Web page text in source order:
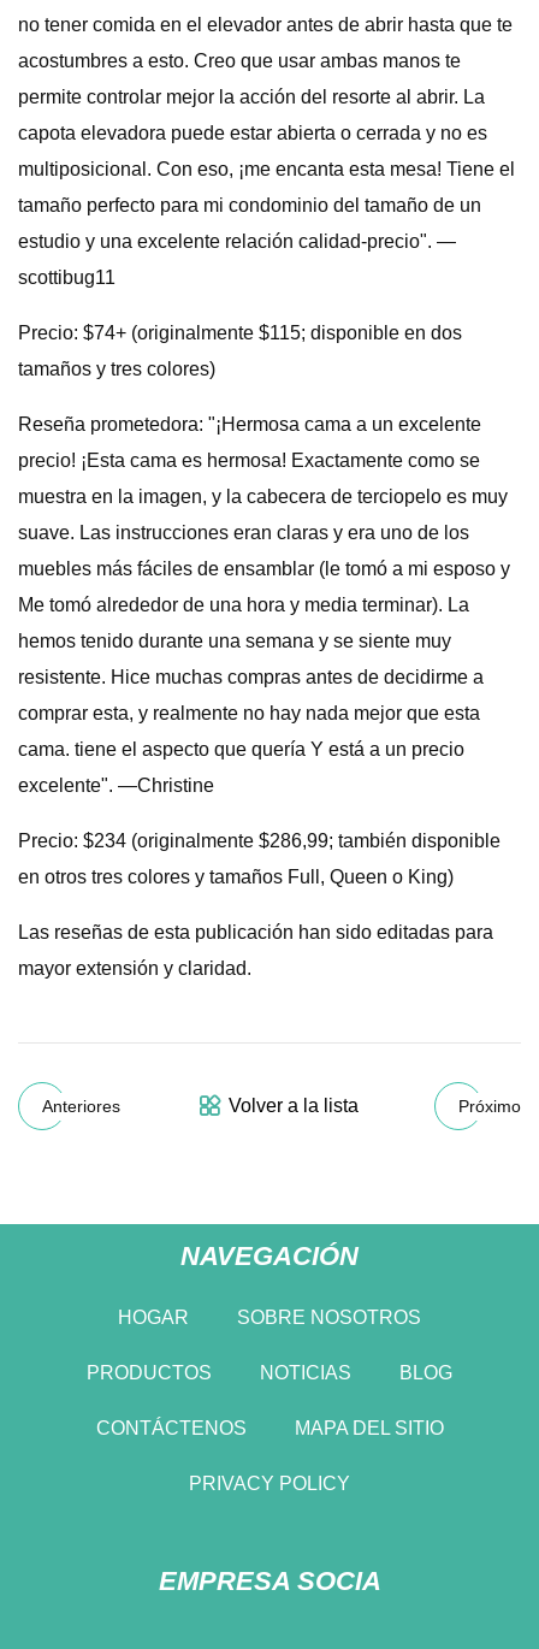
no tener comida en el elevador antes de abrir hasta que te
acostumbres a esto. Creo que usar ambas manos te
permite controlar mejor la acción del resorte al abrir. La
capota elevadora puede estar abierta o cerrada y no es
multiposicional. Con eso, ¡me encanta esta mesa! Tiene el
tamaño perfecto para mi condominio del tamaño de un
estudio y una excelente relación calidad-precio". —
scottibug11
Precio: $74+ (originalmente $115; disponible en dos
tamaños y tres colores)
Reseña prometedora: "¡Hermosa cama a un excelente
precio! ¡Esta cama es hermosa! Exactamente como se
muestra en la imagen, y la cabecera de terciopelo es muy
suave. Las instrucciones eran claras y era uno de los
muebles más fáciles de ensamblar (le tomó a mi esposo y
Me tomó alrededor de una hora y media terminar). La
hemos tenido durante una semana y se siente muy
resistente. Hice muchas compras antes de decidirme a
comprar esta, y realmente no hay nada mejor que esta
cama. tiene el aspecto que quería Y está a un precio
excelente". —Christine
Precio: $234 (originalmente $286,99; también disponible
en otros tres colores y tamaños Full, Queen o King)
Las reseñas de esta publicación han sido editadas para
mayor extensión y claridad.
Anteriores Volver a la lista Próximo
NAVEGACIÓN
HOGAR SOBRE NOSOTROS
PRODUCTOS NOTICIAS BLOG
CONTÁCTENOS MAPA DEL SITIO
PRIVACY POLICY
EMPRESA SOCIA